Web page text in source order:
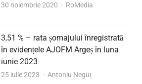
30 noiembrie 2020 Author
RoMedia
3,51 % – rata șomajului înregistrată
în evidențele AJOFM Argeș în luna
iunie 2023
25 iulie 2023 Author
Antoniu Neguț